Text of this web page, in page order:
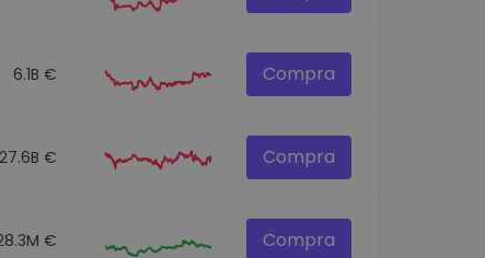
6.1B € Compra
27.6B € Compra
€ Compra